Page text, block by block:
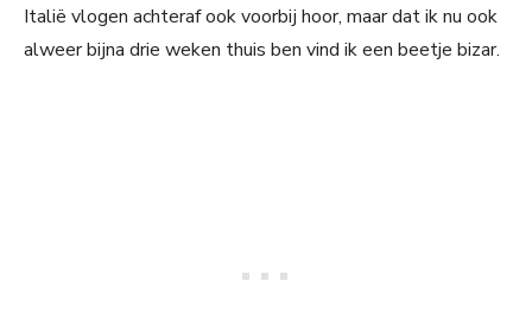
Italië vlogen achteraf ook voorbij hoor, maar dat ik nu ook
alweer bijna drie weken thuis ben vind ik een beetje bizar.